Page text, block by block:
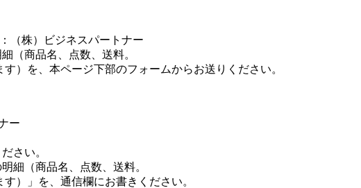
株）ビジネスパートナー
（商品名、点数、送料。
）を、本ページ下部のフォームからお送りください。
ー
さい。
細（商品名、点数、送料。
）」を、通信欄にお書きください。